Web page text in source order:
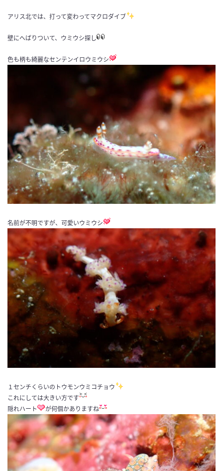
アリス北では、打って変わってマクロダイブ
壁にへばりついて、ウミウシ探し
色も柄も綺麗なセンテンイロウミウシ
名前が不明ですが、可愛いウミウシ
１センチくらいのトウモンウミコチョウ
これにしては大きい方です
隠れハート
が何個かありますね